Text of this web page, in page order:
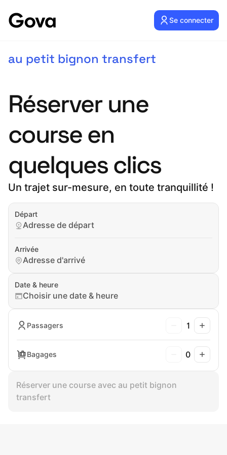
Se connecter
au petit bignon transfert
Réserver une
course en
quelques clics
Un trajet sur-mesure, en toute tranquillité !
Départ
Adresse de départ
Arrivée
Adresse d'arrivé
Date & heure
Choisir une date & heure
Passagers 1
Bagages 0
Réserver une course avec au petit bignon
transfert